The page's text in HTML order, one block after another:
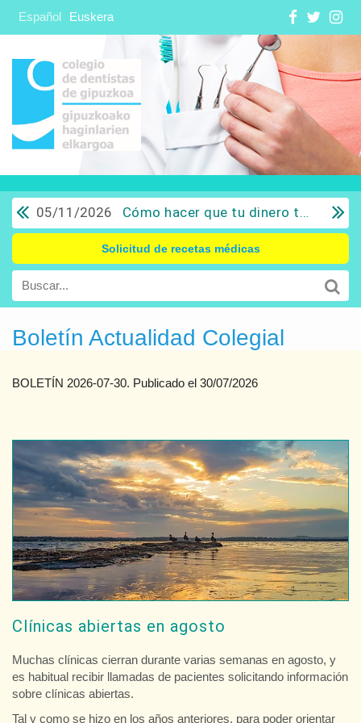
Español Euskera
05/11/2026 Cómo hacer que tu dinero trabaje para ti: Del ahorro a la inversión con sentido común.
Solicitud de recetas médicas
Boletín Actualidad Colegial
BOLETÍN 2026-07-30. Publicado el 30/07/2026
Clínicas abiertas en agosto
Muchas clínicas cierran durante varias semanas en agosto, y
es habitual recibir llamadas de pacientes solicitando información
sobre clínicas abiertas.
Tal y como se hizo en los años anteriores, para poder orientar